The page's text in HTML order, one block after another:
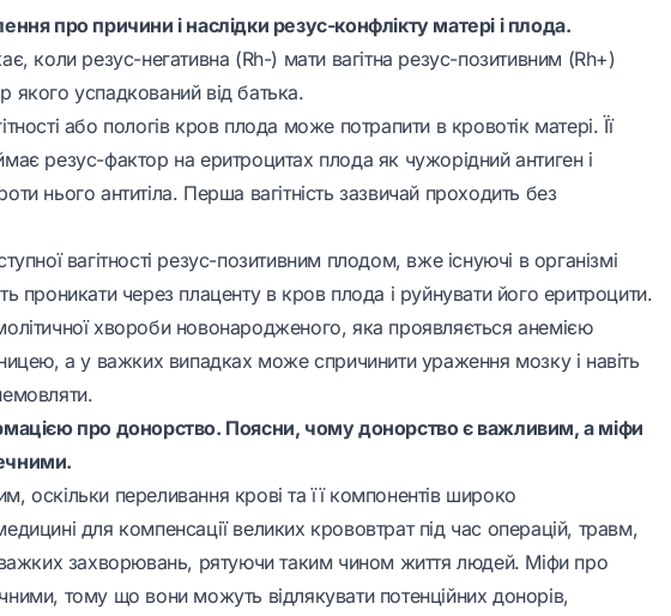
про причини і наслідки резус-конфлікту матері і плода.
коли резус-негативна (Rh-) мати вагітна резус-позитивним (Rh+)
якого успадкований від батька.
або пологів кров плода може потрапити в кровотік матері. Її
резус-фактор на еритроцитах плода як чужорідний антиген і
нього антитіла. Перша вагітність зазвичай проходить без
вагітності резус-позитивним плодом, вже існуючі в організмі
проникати через плаценту в кров плода і руйнувати його еритроцити.
хвороби новонародженого, яка проявляється анемією
а у важких випадках може спричинити ураження мозку і навіть
про донорство. Поясни, чому донорство є важливим, а міфи
оскільки переливання крові та її компонентів широко
для компенсації великих крововтрат під час операцій, травм,
важких захворювань, рятуючи таким чином життя людей. Міфи про
тому що вони можуть відлякувати потенційних донорів,